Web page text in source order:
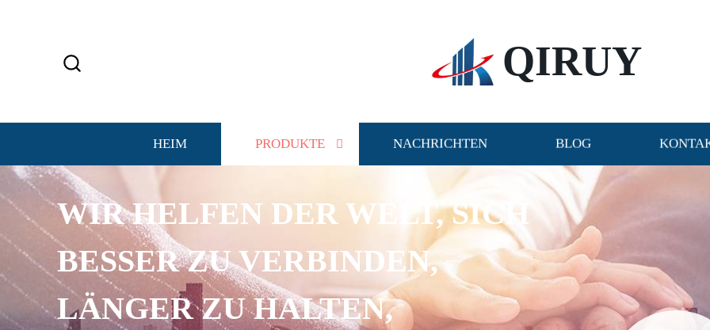
QIRUY
HEIM PRODUKTE NACHRICHTEN BLOG
WIR HELFEN DER WELT, SICH
BESSER ZU VERBINDEN,
LÄNGER ZU HALTEN,